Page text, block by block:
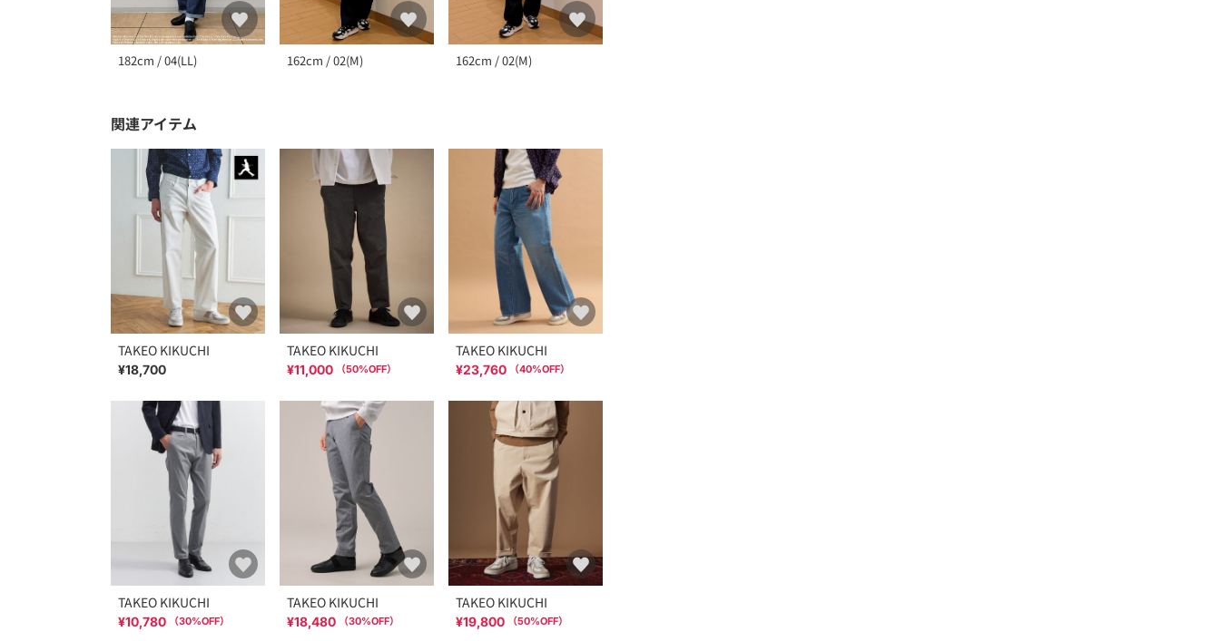
182cm / 04(LL) 162cm / 02(M) 162cm / 02(M)
関連アイテム
TAKEO KIKUCHI
¥18,700
TAKEO KIKUCHI
¥11,000 （50%OFF）
TAKEO KIKUCHI
¥23,760 （40%OFF）
TAKEO KIKUCHI
¥10,780 （30%OFF）
TAKEO KIKUCHI
¥18,480 （30%OFF）
TAKEO KIKUCHI
¥19,800 （50%OFF）